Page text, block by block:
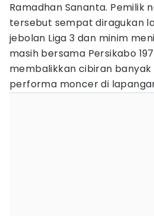
Ramadhan Sananta. Pemilik
tersebut sempat diragukan
jebolan Liga 3 dan minim
masih bersama Persikabo
membalikkan cibiran banyak
performa moncer di